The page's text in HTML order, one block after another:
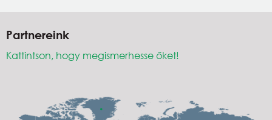
Partnereink
Kattintson, hogy megismerhesse őket!